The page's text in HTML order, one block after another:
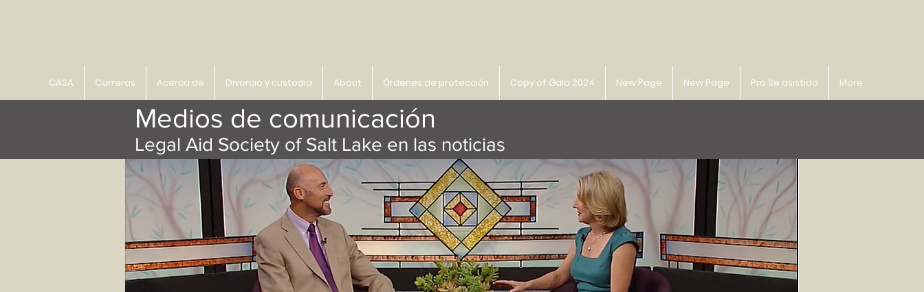
CASA Carreras Acerca de Divorcio y custodia About Órdenes de protección Copy of Gala 2024 New Page New Page Pro Se asistido More
Medios de comunicación
Legal Aid Society of Salt Lake en las noticias